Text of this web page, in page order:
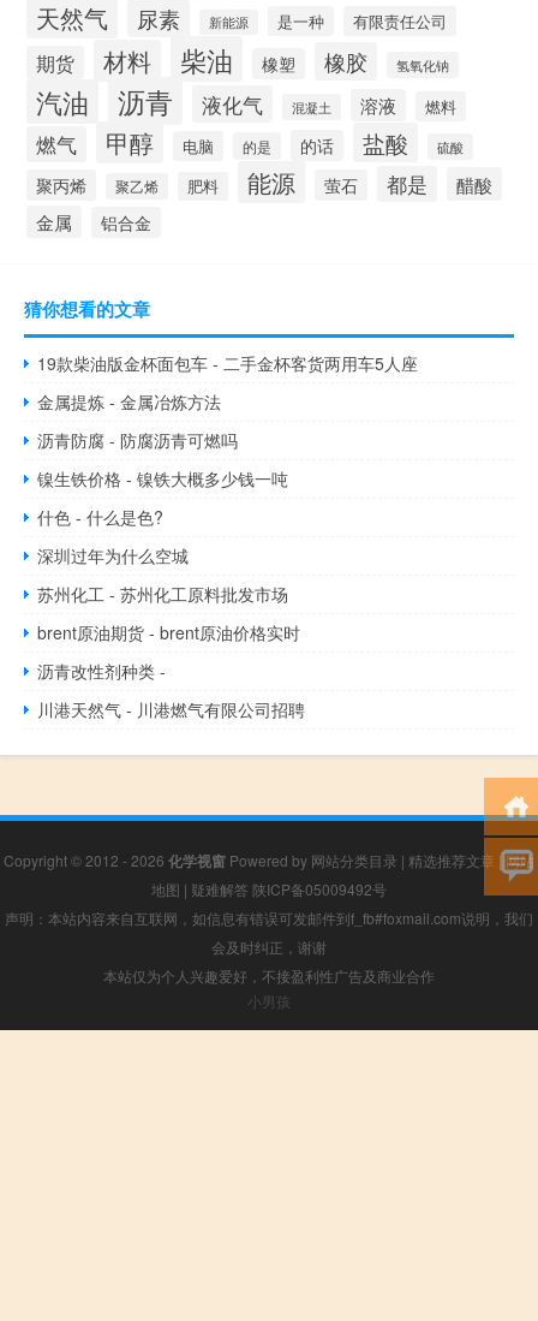
天然气 尿素 新能源 是一种 有限责任公司
期货 材料 柴油 橡塑 橡胶 氢氧化钠
汽油 沥青 液化气 混凝土 溶液 燃料
燃气 甲醇 电脑 的是 的话 盐酸 硫酸
聚丙烯 聚乙烯 肥料 能源 萤石 都是 醋酸
金属 铝合金
猜你想看的文章
19款柴油版金杯面包车 - 二手金杯客货两用车5人座
金属提炼 - 金属冶炼方法
沥青防腐 - 防腐沥青可燃吗
镍生铁价格 - 镍铁大概多少钱一吨
什色 - 什么是色?
深圳过年为什么空城
苏州化工 - 苏州化工原料批发市场
brent原油期货 - brent原油价格实时
沥青改性剂种类 -
川港天然气 - 川港燃气有限公司招聘
Copyright © 2012 - 2026 化学视窗 Powered by 网站分类目录 | 精选推荐文章 |网站
地图 | 疑难解答 陕ICP备05009492号
声明：本站内容来自互联网，如信息有错误可发邮件到f_fb#foxmail.com说明，我们
会及时纠正，谢谢
本站仅为个人兴趣爱好，不接盈利性广告及商业合作
小男孩